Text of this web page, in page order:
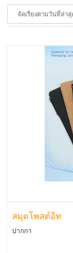
จัดเรียงตามวันที่ล่า
สมุดโพสต์อิท
ปากกา